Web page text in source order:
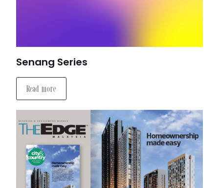
Senang Series
Read more